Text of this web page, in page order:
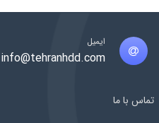
ایمیل
info@tehranhdd.com
تماس با ما